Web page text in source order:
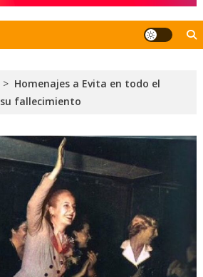
> Homenajes a Evita en todo el
fallecimiento